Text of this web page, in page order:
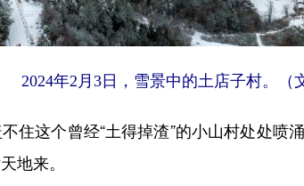
2024年2月3日，雪景中的土店子村。（
这个曾经“土得掉渣”的小山村处处喷涌
地来。